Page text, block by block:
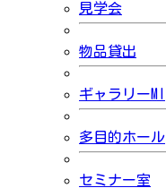
見学会
物品貸出
ギャラリーMI
多目的ホール
セミナー室